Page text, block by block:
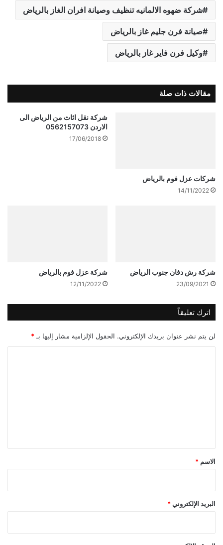
شركة ضهوه الالمانيه تنظيف وصيانة افران الغاز بالرياض
صيانة فرن جليم غاز بالرياض
وكيل فرن فاير غاز بالرياض
مقالات ذات صلة
شركات عزل فوم بالرياض
14/11/2022
شركة نقل اثاث من الرياض الى
الاردن 0562157073
17/06/2018
شركة رش دفان جنوب الرياض
23/09/2021
شركة عزل فوم بالرياض
12/11/2022
اترك تعليقاً
لن يتم نشر عنوان بريدك الإلكتروني. الحقول الإلزامية مشار إليها بـ *
*
الاسم *
البريد الإلكتروني *